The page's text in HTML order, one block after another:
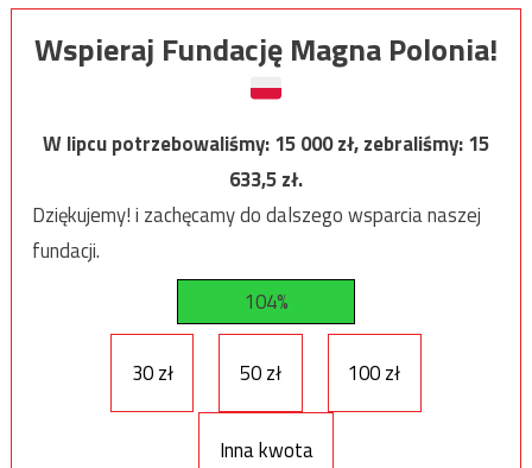
Wspieraj Fundację Magna Polonia!
W lipcu potrzebowaliśmy:15 000zł, zebraliśmy:15
633,5zł.
Dziękujemy! i zachęcamy do dalszego wsparcia naszej
fundacji.
104%
30 zł 50 zł 100 zł
Inna kwota